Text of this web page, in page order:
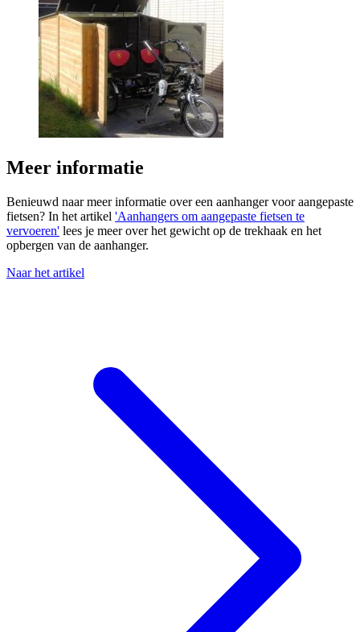
Meer informatie
Benieuwd naar meer informatie over een aanhanger voor aangepaste
fietsen? In het artikel 'Aanhangers om aangepaste fietsen te
vervoeren' lees je meer over het gewicht op de trekhaak en het
opbergen van de aanhanger.
Naar het artikel